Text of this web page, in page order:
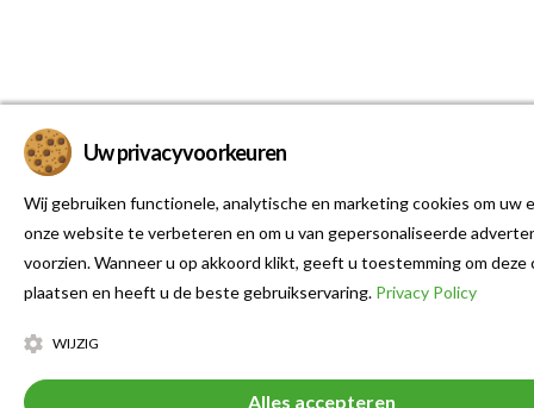
Uw privacyvoorkeuren
Wij gebruiken functionele, analytische en marketing cookies om uw
onze website te verbeteren en om u van gepersonaliseerde
voorzien. Wanneer u op akkoord klikt, geeft u toestemming om deze
plaatsen en heeft u de beste gebruikservaring. Privacy Policy
WIJZIG
Alles accepteren